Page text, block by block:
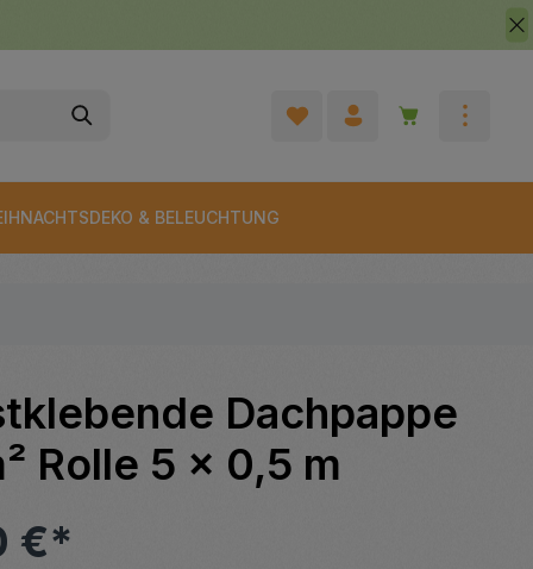
Warenkorb
& BELEUCHTUNG
Dachpappe
Rolle 5 x 0,5 m
€*